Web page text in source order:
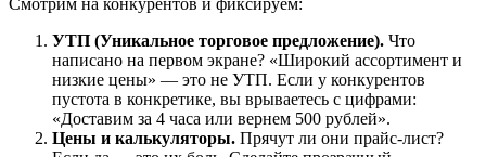
УТП (Уникальное торговое предложение). Что
написано на первом экране? «Широкий ассортимент и
низкие цены» — это не УТП. Если у конкурентов
пустота в конкретике, вы врываетесь с цифрами:
«Доставим за 4 часа или вернем 500 рублей».
Цены и калькуляторы. Прячут ли они прайс-лист?